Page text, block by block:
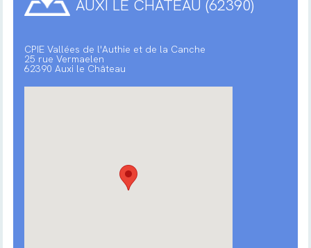
AUXI LE CHÂTEAU (62390)
CPIE Vallées de l'Authie et de la Canche
25 rue Vermaelen
62390 Auxi le Château